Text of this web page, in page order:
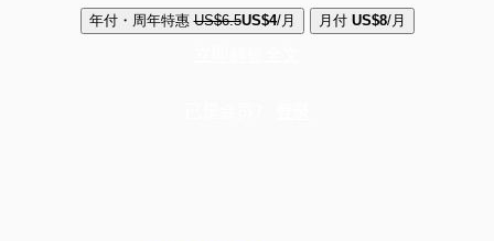
年付・周年特惠 US$6.5US$4/月 月付 US$8/月